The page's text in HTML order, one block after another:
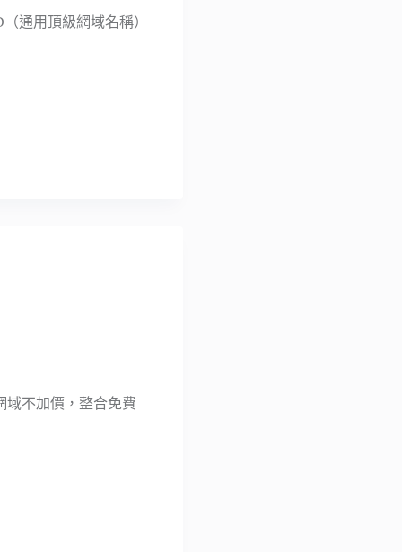
通用頂級網域名稱）
域不加價，整合免費